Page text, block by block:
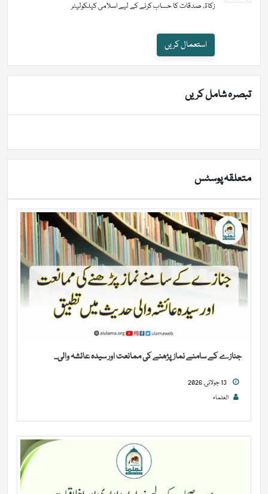
زکاۃ، صدقات کا حساب کرنے کے لیے اسلامی کیلکولیٹر
استعمال کریں
تبصرہ شامل کریں
متعلقہ پوسٹس
جنازے کے سامنے نماز پڑھنے کی ممانعت اور سیدہ عائشہ والی...
العلماء